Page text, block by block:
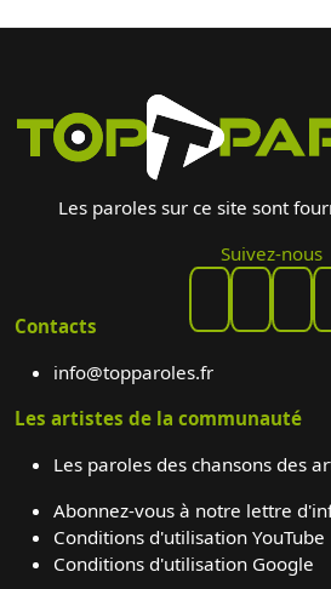
Les paroles sur ce site sont
Suivez-nous
Contacts
info@topparoles.fr
Les artistes de la communauté
Les paroles des chansons des
Abonnez-vous à notre lettre
Conditions d'utilisation YouTube
Conditions d'utilisation Google